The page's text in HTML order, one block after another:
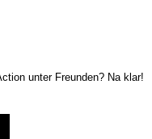
unter Freunden? Na klar!